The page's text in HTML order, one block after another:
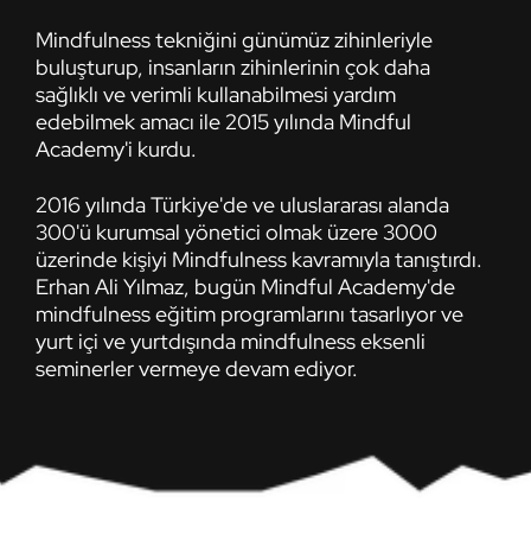
Mindfulness tekniğini günümüz zihinleriyle
buluşturup, insanların zihinlerinin çok daha
sağlıklı ve verimli kullanabilmesi yardım
edebilmek amacı ile 2015 yılında Mindful
Academy'i kurdu.
2016 yılında Türkiye'de ve uluslararası alanda
300'ü kurumsal yönetici olmak üzere 3000
üzerinde kişiyi Mindfulness kavramıyla tanıştırdı.
Erhan Ali Yılmaz, bugün Mindful Academy'de
mindfulness eğitim programlarını tasarlıyor ve
yurt içi ve yurtdışında mindfulness eksenli
seminerler vermeye devam ediyor.